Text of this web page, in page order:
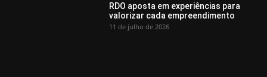
RDO aposta em experiências para
valorizar cada empreendimento
11 de julho de 2026